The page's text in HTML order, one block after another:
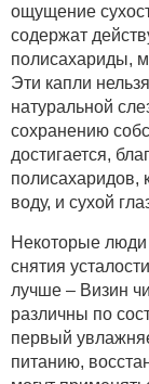
ощущение
содержат
полисахариды,
Эти капли
натуральной
сохранению
достигается,
полисахаридов,
воду, и сухой
Некоторые
снятия
лучше – Визин
различны по
первый
питанию,